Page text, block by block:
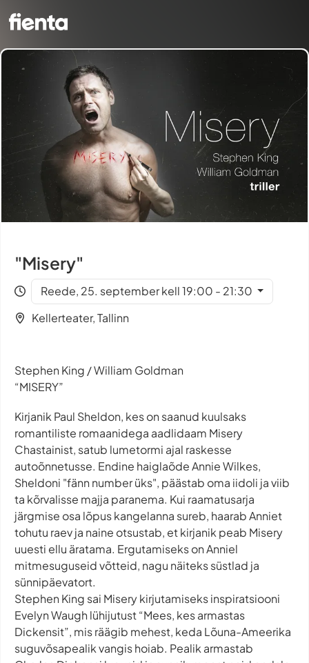
"Misery"
Reede, 25. september kell 19:00 - 21:30
Kellerteater, Tallinn
Stephen King / William Goldman
“MISERY”
Kirjanik Paul Sheldon, kes on saanud kuulsaks
romantiliste romaanidega aadlidaam Misery
Chastainist, satub lumetormi ajal raskesse
autoõnnetusse. Endine haiglaõde Annie Wilkes,
Sheldoni "fänn number üks", päästab oma iidoli ja viib
ta kõrvalisse majja paranema. Kui raamatusarja
järgmise osa lõpus kangelanna sureb, haarab Anniet
tohutu raev ja naine otsustab, et kirjanik peab Misery
uuesti ellu äratama. Ergutamiseks on Anniel
mitmesuguseid võtteid, nagu näiteks süstlad ja
sünnipäevatort.
Stephen King sai Misery kirjutamiseks inspiratsiooni
Evelyn Waugh lühijutust “Mees, kes armastas
Dickensit”, mis räägib mehest, keda Lõuna-Ameerika
suguvõsapealik vangis hoiab. Pealik armastab